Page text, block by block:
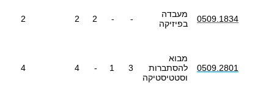
0509.1834
מעבדה
בפיזיקה
-
-
2
2
2
0509.2801
מבוא
להסתברות
וסטטיסטיקה
3
1
-
4
4